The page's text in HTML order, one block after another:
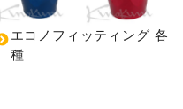
エコノフィッティング 各
種